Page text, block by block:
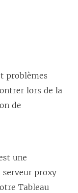
problèmes
lors de la
de
une
proxy
Tableau